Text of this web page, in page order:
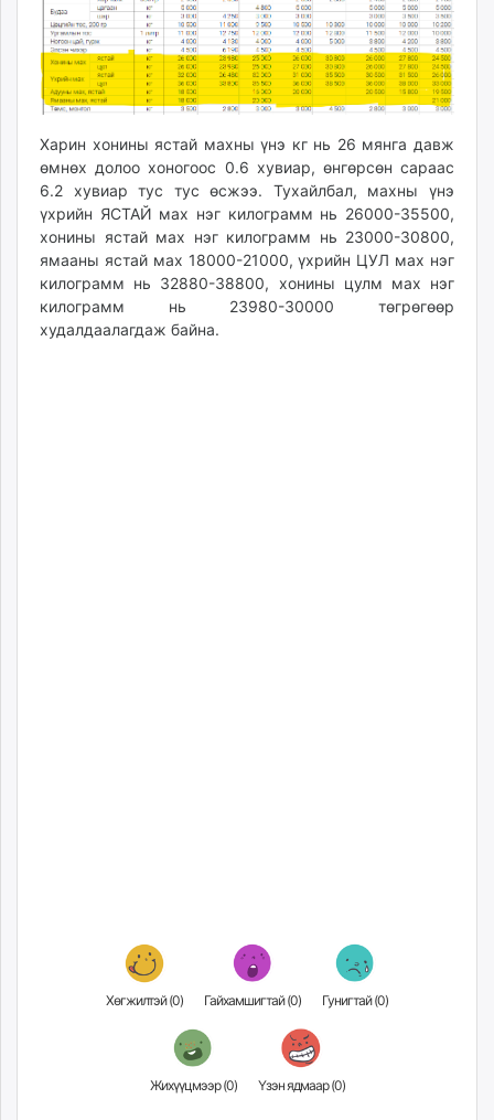
shuum.mn
times.mn
tvmongolia.mn
mass.mn
assa.mn
toim.mn
tac.mn
paparazzi.mn
unread.today
Харин хонины ястай махны үнэ кг нь 26 мянга давж
өмнөх долоо хоногоос 0.6 хувиар, өнгөрсөн сараас
6.2 хувиар тус тус өсжээ. Тухайлбал, махны үнэ
үхрийн ЯСТАЙ мах нэг килограмм нь 26000-35500,
хонины ястай мах нэг килограмм нь 23000-30800,
ямааны ястай мах 18000-21000, үхрийн ЦУЛ мах нэг
килограмм нь 32880-38800, хонины цулм мах нэг
килограмм нь 23980-30000 төгрөгөөр
худалдаалагдаж байна.
Хөгжилтэй (0) Гайхамшигтай (0) Гунигтай (0)
Жихүүцмээр (0) Үзэн ядмаар (0)